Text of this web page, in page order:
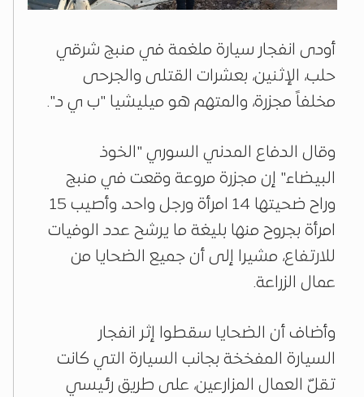
أودى انفجار سيارة ملغمة في منبج شرقي
حلب، الإثنين، بعشرات القتلى والجرحى
مخلفاً مجزرة، والمتهم هو ميليشيا "ب ي د".
وقال الدفاع المدني السوري "الخوذ
البيضاء" إن مجزرة مروعة وقعت في منبج
وراح ضحيتها 14 امرأة ورجل واحد، وأصيب 15
امرأة بجروح منها بليغة ما يرشح عدد الوفيات
للارتفاع، مشيرا إلى أن جميع الضحايا من
عمال الزراعة.
وأضاف أن الضحايا سقطوا إثر انفجار
السيارة المفخخة بجانب السيارة التي كانت
تقلّ العمال المزارعين، على طريق رئيسي